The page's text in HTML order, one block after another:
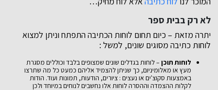
לא רק בבית ספר
יתרה מזאת – כיום תחום לוחות הכתיבה התפתח וניתן למצוא
לוחות כתיבה מסוגים שונים, למשל :
לוחות תוכן– לוחות בגדלים שונים שמצופים בלבד וכוללים מסגרת
מעץ או מאלומיניום, כך שניתן להצמיד אליהם כמעט כל מה שתרצו
באמצעות סקוצ'ים או נעצים : ציורים, הודעות, תמונות ועוד. הודות
לקלות ההצמדה וההסרה לוחות אלו נחשבים לנוחים במיוחד ולכן